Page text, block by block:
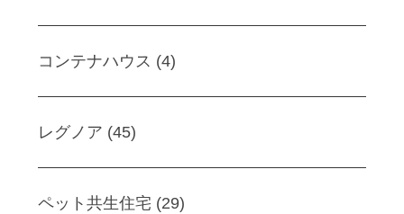
コンテナハウス (4)
レグノア (45)
ペット共生住宅 (29)